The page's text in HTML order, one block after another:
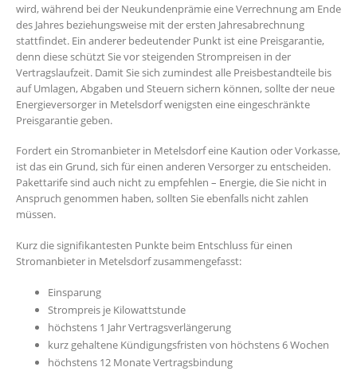
wird, während bei der Neukundenprämie eine Verrechnung am Ende
des Jahres beziehungsweise mit der ersten Jahresabrechnung
stattfindet. Ein anderer bedeutender Punkt ist eine Preisgarantie,
denn diese schützt Sie vor steigenden Strompreisen in der
Vertragslaufzeit. Damit Sie sich zumindest alle Preisbestandteile bis
auf Umlagen, Abgaben und Steuern sichern können, sollte der neue
Energieversorger in Metelsdorf wenigsten eine eingeschränkte
Preisgarantie geben.
Fordert ein Stromanbieter in Metelsdorf eine Kaution oder Vorkasse,
ist das ein Grund, sich für einen anderen Versorger zu entscheiden.
Pakettarife sind auch nicht zu empfehlen – Energie, die Sie nicht in
Anspruch genommen haben, sollten Sie ebenfalls nicht zahlen
müssen.
Kurz die signifikantesten Punkte beim Entschluss für einen
Stromanbieter in Metelsdorf zusammengefasst:
Einsparung
Strompreis je Kilowattstunde
höchstens 1 Jahr Vertragsverlängerung
kurz gehaltene Kündigungsfristen von höchstens 6 Wochen
höchstens 12 Monate Vertragsbindung